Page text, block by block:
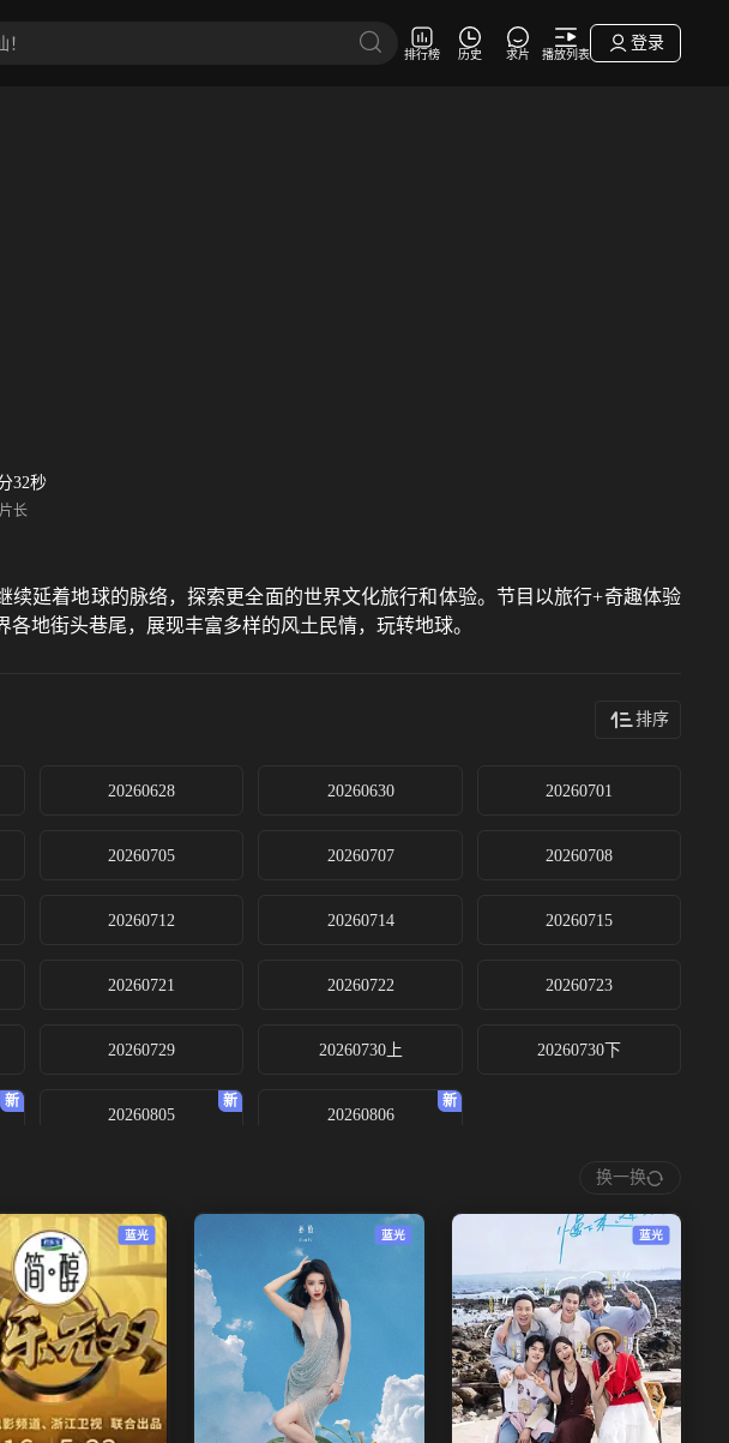
排行榜 历史 求片 播放列表
登录
32秒
片长
延着地球的脉络，探索更全面的世界文化旅行和体验。节目以旅行+奇趣体验
地街头巷尾，展现丰富多样的风土民情，玩转地球。
排序
20260628 20260630 20260701
20260705 20260707 20260708
20260712 20260714 20260715
20260721 20260722 20260723
20260729 20260730上 20260730下
20260805 20260806
换一换
蓝光 蓝光 蓝光